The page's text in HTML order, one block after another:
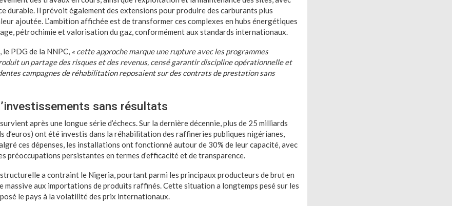
durable. Il prévoit également des extensions pour produire des carburants plus
ajoutée. L’ambition affichée est de transformer ces complexes en hubs énergétiques
pétrochimie et valorisation du gaz, conformément aux standards internationaux.
PDG de la NNPC, « cette approche marque une rupture avec les programmes
un partage des risques et des revenus, censé garantir discipline opérationnelle et
campagnes de réhabilitation reposaient sur des contrats de prestation sans
sans résultats
après une longue série d’échecs. Sur la dernière décennie, plus de 25 milliards
d’euros) ont été investis dans la réhabilitation des raffineries publiques nigérianes,
ces dépenses, les installations ont fonctionné autour de 30% de leur capacité, avec
préoccupations persistantes en termes d’efficacité et de transparence.
a contraint le Nigeria, pourtant parmi les principaux producteurs de brut en
massive aux importations de produits raffinés. Cette situation a longtemps pesé sur les
le pays à la volatilité des prix internationaux.